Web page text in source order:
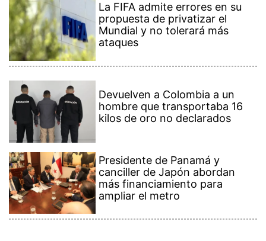
La FIFA admite errores en su
propuesta de privatizar el
Mundial y no tolerará más
ataques
Devuelven a Colombia a un
hombre que transportaba 16
kilos de oro no declarados
Presidente de Panamá y
canciller de Japón abordan
más financiamiento para
ampliar el metro